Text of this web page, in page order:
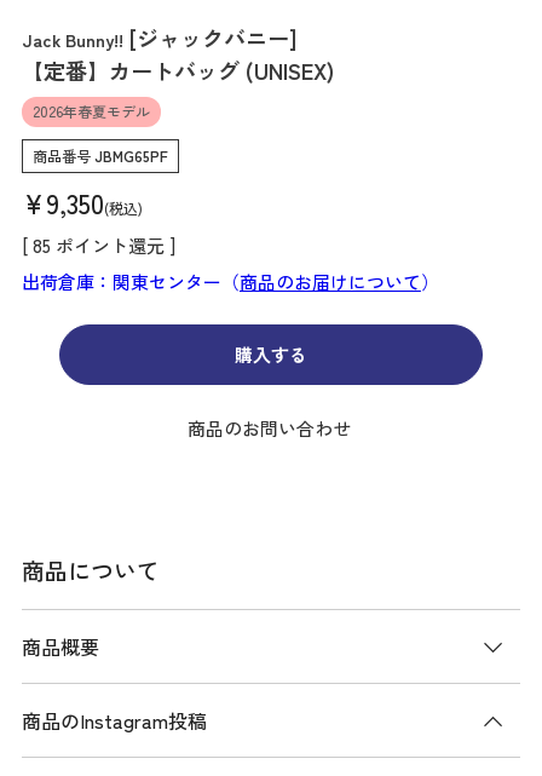
Jack Bunny!! [ジャックバニー]
【定番】カートバッグ (UNISEX)
2026年春夏モデル
商品番号JBMG65PF
¥9,350 税込
[85 ポイント還元 ]
出荷倉庫：関東センター（商品のお届けについて）
購入する
商品のお問い合わせ
商品について
商品概要
商品説明
商品のInstagram投稿